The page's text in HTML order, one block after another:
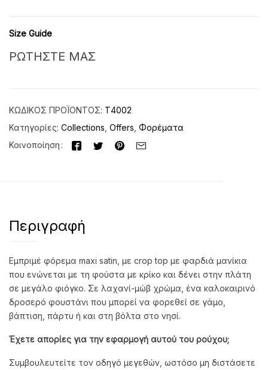
Size Guide
ΡΩΤΗΣΤΕ ΜΑΣ
ΚΩΔΙΚΌΣ ΠΡΟΪΌΝΤΟΣ: Τ4002
Κατηγορίες: Collections Offers Φορέματα
Κοινοποίηση
Περιγραφή
Εμπριμέ φόρεμα maxi satin, με crop top με φαρδιά μανίκια
που ενώνεται με τη φούστα με κρίκο και δένει στην πλάτη
σε μεγάλο φιόγκο. Σε λαχανί-μώβ χρώμα, ένα καλοκαιρινό
δροσερό φουστάνι που μπορεί να φορεθεί σε γάμο,
βάπτιση, πάρτυ ή και στη βόλτα στο νησί.
Έχετε απορίες για την εφαρμογή αυτού του ρούχου;
Συμβουλευτείτε τον οδηγό μεγεθών, ωστόσο μη διστάσετε